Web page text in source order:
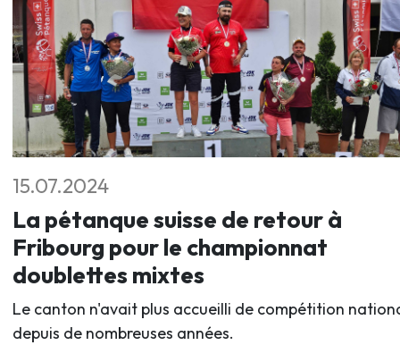
15.07.2024
La pétanque suisse de retour à
Fribourg pour le championnat
doublettes mixtes
Le canton n'avait plus accueilli de compétition
depuis de nombreuses années.